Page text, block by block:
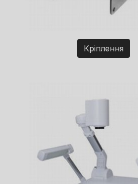
Кріплення